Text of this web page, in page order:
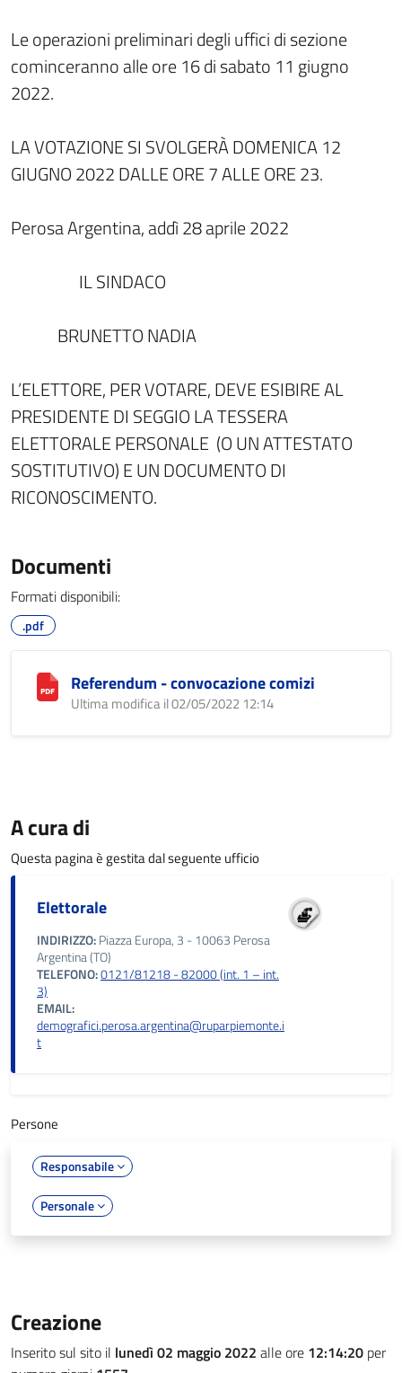
Le operazioni preliminari degli uffici di sezione
cominceranno alle ore 16 di sabato 11 giugno
2022.
LA VOTAZIONE SI SVOLGERÀ DOMENICA 12
GIUGNO 2022 DALLE ORE 7 ALLE ORE 23.
Perosa Argentina, addì 28 aprile 2022
IL SINDACO
BRUNETTO NADIA
L’ELETTORE, PER VOTARE, DEVE ESIBIRE AL
PRESIDENTE DI SEGGIO LA TESSERA
ELETTORALE PERSONALE (O UN ATTESTATO
SOSTITUTIVO) E UN DOCUMENTO DI
RICONOSCIMENTO.
Documenti
Formati disponibili:
.pdf
Referendum - convocazione comizi
Ultima modifica il 02/05/2022 12:14
A cura di
Questa pagina è gestita dal seguente ufficio
Elettorale
INDIRIZZO:Piazza Europa, 3 - 10063 Perosa
Argentina (TO)
TELEFONO:0121/81218 - 82000 (int. 1 – int.
3)
EMAIL:
demografici.perosa.argentina@ruparpiemonte.i
t
Persone
Responsabile
Personale
Creazione
Inserito sul sito il lunedì 02 maggio 2022 alle ore 12:14:20 per